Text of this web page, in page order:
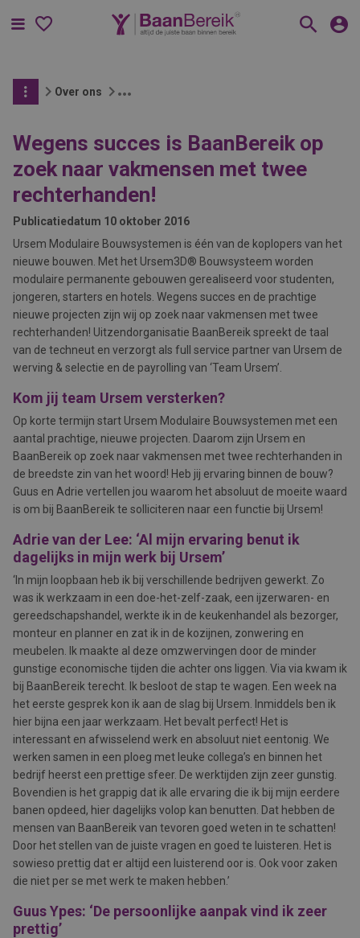
Menu
Over ons
Wegens succes is BaanBereik op
zoek naar vakmensen met twee
rechterhanden!
Publicatiedatum 10 oktober 2016
Ursem Modulaire Bouwsystemen is één van de koplopers van het
nieuwe bouwen. Met het Ursem3D® Bouwsysteem worden
modulaire permanente gebouwen gerealiseerd voor studenten,
jongeren, starters en hotels. Wegens succes en de prachtige
nieuwe projecten zijn wij op zoek naar vakmensen met twee
rechterhanden! Uitzendorganisatie BaanBereik spreekt de taal
van de techneut en verzorgt als full service partner van Ursem de
werving & selectie en de payrolling van ‘Team Ursem’.
Kom jij team Ursem versterken?
Op korte termijn start Ursem Modulaire Bouwsystemen met een
aantal prachtige, nieuwe projecten. Daarom zijn Ursem en
BaanBereik op zoek naar vakmensen met twee rechterhanden in
de breedste zin van het woord! Heb jij ervaring binnen de bouw?
Guus en Adrie vertellen jou waarom het absoluut de moeite waard
is om bij BaanBereik te solliciteren naar een functie bij Ursem!
Adrie van der Lee: ‘Al mijn ervaring benut ik
dagelijks in mijn werk bij Ursem’
‘In mijn loopbaan heb ik bij verschillende bedrijven gewerkt. Zo
was ik werkzaam in een doe-het-zelf-zaak, een ijzerwaren- en
gereedschapshandel, werkte ik in de keukenhandel als bezorger,
monteur en planner en zat ik in de kozijnen, zonwering en
meubelen. Ik maakte al deze omzwervingen door de minder
gunstige economische tijden die achter ons liggen. Via via kwam ik
bij BaanBereik terecht. Ik besloot de stap te wagen. Een week na
het eerste gesprek kon ik aan de slag bij Ursem. Inmiddels ben ik
hier bijna een jaar werkzaam. Het bevalt perfect! Het is
interessant en afwisselend werk en absoluut niet eentonig. We
werken samen in een ploeg met leuke collega’s en binnen het
bedrijf heerst een prettige sfeer. De werktijden zijn zeer gunstig.
Bovendien is het grappig dat ik alle ervaring die ik bij mijn eerdere
banen opdeed, hier dagelijks volop kan benutten. Dat hebben de
mensen van BaanBereik van tevoren goed weten in te schatten!
Door het stellen van de juiste vragen en goed te luisteren. Het is
sowieso prettig dat er altijd een luisterend oor is. Ook voor zaken
die niet per se met werk te maken hebben.’
Guus Ypes: ‘De persoonlijke aanpak vind ik zeer
prettig’